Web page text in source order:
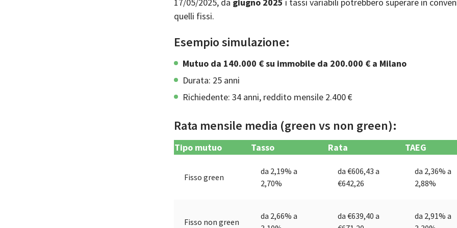
17/05/2025, da giugno 2025 i tassi variabili potrebbero superare in
quelli fissi.
Esempio simulazione:
Mutuo da 140.000 € su immobile da 200.000 € a Milano
Durata: 25 anni
Richiedente: 34 anni, reddito mensile 2.400 €
Rata mensile media (green vs non green):
Tipo mutuo Tasso Rata TAEG
Fisso green
da 2,19% a
2,70%
da €606,43 a
€642,26
da 2,36% a
2,88%
Fisso non green
da 2,66% a
da €639,40 a
da 2,91% a